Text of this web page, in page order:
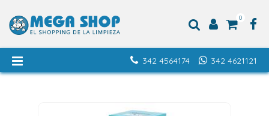
0
342 4621121
342 4564174